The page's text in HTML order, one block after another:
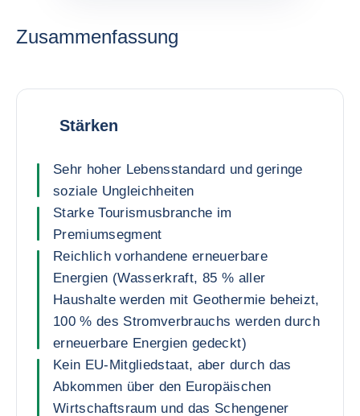
Zusammenfassung
Stärken
Sehr hoher Lebensstandard und geringe
soziale Ungleichheiten
Starke Tourismusbranche im
Premiumsegment
Reichlich vorhandene erneuerbare
Energien (Wasserkraft, 85 % aller
Haushalte werden mit Geothermie beheizt,
100 % des Stromverbrauchs werden durch
erneuerbare Energien gedeckt)
Kein EU-Mitgliedstaat, aber durch das
Abkommen über den Europäischen
Wirtschaftsraum und das Schengener